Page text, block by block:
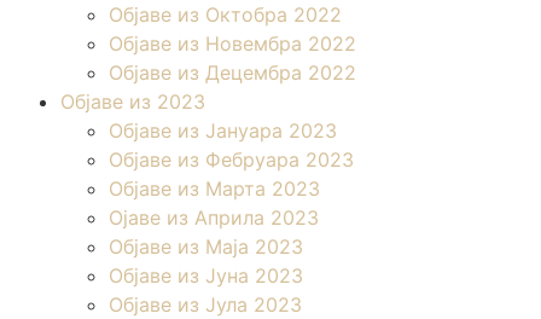
Објаве из Октобра 2022
Објаве из Новембра 2022
Објаве из Децембра 2022
Објаве из 2023
Објаве из Јануара 2023
Објаве из Фебруара 2023
Објаве из Марта 2023
Ојаве из Априла 2023
Објаве из Маја 2023
Објаве из Јуна 2023
Објаве из Јула 2023